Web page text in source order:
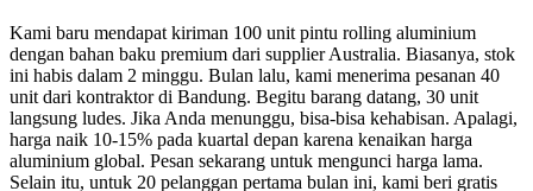
Kami baru mendapat kiriman 100 unit pintu rolling aluminium
dengan bahan baku premium dari supplier Australia. Biasanya, stok
ini habis dalam 2 minggu. Bulan lalu, kami menerima pesanan 40
unit dari kontraktor di Bandung. Begitu barang datang, 30 unit
langsung ludes. Jika Anda menunggu, bisa-bisa kehabisan. Apalagi,
harga naik 10-15% pada kuartal depan karena kenaikan harga
aluminium global. Pesan sekarang untuk mengunci harga lama.
Selain itu, untuk 20 pelanggan pertama bulan ini, kami beri gratis